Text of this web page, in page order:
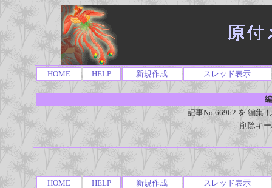
HOME HELP 新規作成 スレッド表示
記事No.66962 を 編集
削除キ
HOME HELP 新規作成 スレッド表示